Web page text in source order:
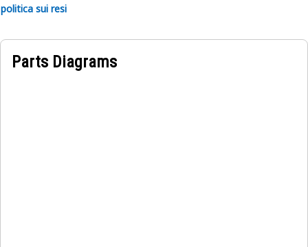
politica sui resi
Parts Diagrams